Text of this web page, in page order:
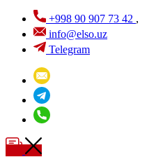
+998 90 907 73 42 ,
info@elso.uz
Telegram